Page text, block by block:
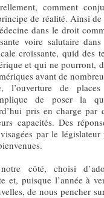
comment
de réalité. Ainsi
dans le droit
voire salutaire
croissante, quid des
et qui ne pourront,
avant de
l’ouverture de places
de poser la
pris en charge par
capacités. Des
par le législateur
côté, choisi
et, puisque l’année à
de nous pencher